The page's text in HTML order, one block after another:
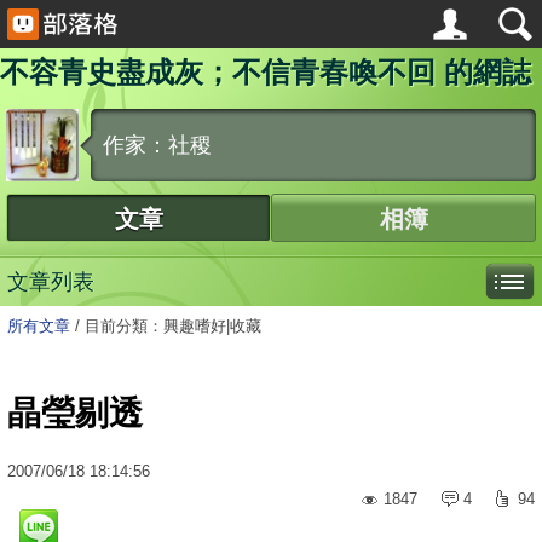
不容青史盡成灰；不信青春喚不回 的網誌
作家：社稷
文章 相簿
文章列表
所有文章 / 目前分類：興趣嗜好|收藏
晶瑩剔透
2007/06/18 18:14:56
1847
4 94